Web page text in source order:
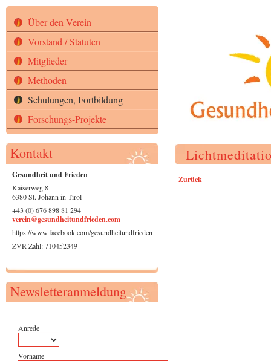
Über den Verein
Vorstand / Statuten
Mitglieder
Methoden
Schulungen, Fortbildung
Forschungs-Projekte
Kontakt
Gesundheit und Frieden
Kaiserweg 8
6380 St. Johann in Tirol
+43 (0) 676 898 81 294
verein@gesundheitundfrieden.com
https://www.facebook.com/gesundheitundfrieden
ZVR-Zahl: 710452349
Newsletteranmeldung
Anrede
Vorname
Zurück